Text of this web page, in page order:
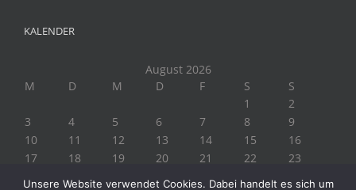
KALENDER
August 2026
M
D M D F S
S
1
2
3
4 5 6 7 8
9
10
11 12 13 14 15
16
17
18 19 20 21 22
23
Unsere Website verwendet Cookies. Dabei handelt es sich um